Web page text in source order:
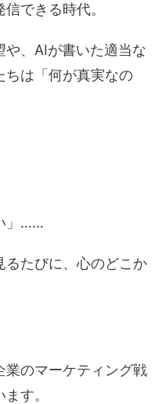
できる時代。
や、AIが書いた適当な
ちは「何が真実なの
」……
るたびに、心のどこか
業のマーケティング戦
す。